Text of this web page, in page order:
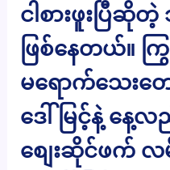
ငါစားဖူးပြီ
ဖြစ်နေတယ်။
မရောက်သေးတ
ဒေါ်မြင့်နဲ့ နေ့
စျေးဆိုင်ဖက်